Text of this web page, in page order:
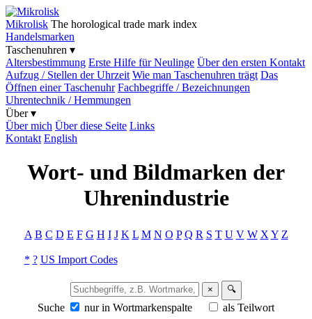
Mikrolisk The horological trade mark index
Handelsmarken
Taschenuhren ▾
Altersbestimmung Erste Hilfe für Neulinge Über den ersten Kontakt
Aufzug / Stellen der Uhrzeit Wie man Taschenuhren trägt Das
Öffnen einer Taschenuhr Fachbegriffe / Bezeichnungen
Uhrentechnik / Hemmungen
Über ▾
Über mich Über diese Seite Links
Kontakt English
Wort- und Bildmarken der
Uhrenindustrie
A B C D E F G H I J K L M N O P Q R S T U V W X Y Z
* ? US Import Codes
× 🔍
Suche nur in Wortmarkenspalte als Teilwort